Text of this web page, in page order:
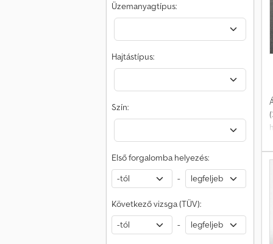
Üzemanyagtípus:
Hajtástípus:
Szín:
Első forgalomba helyezés:
-
Következő vizsga (TÜV):
-